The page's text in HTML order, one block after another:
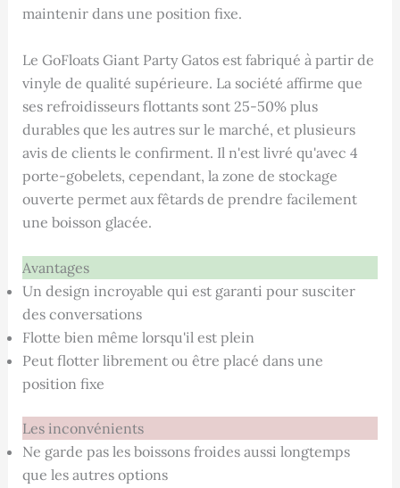
maintenir dans une position fixe.
Le GoFloats Giant Party Gatos est fabriqué à partir de
vinyle de qualité supérieure. La société affirme que
ses refroidisseurs flottants sont 25-50% plus
durables que les autres sur le marché, et plusieurs
avis de clients le confirment. Il n'est livré qu'avec 4
porte-gobelets, cependant, la zone de stockage
ouverte permet aux fêtards de prendre facilement
une boisson glacée.
Avantages
Un design incroyable qui est garanti pour susciter
des conversations
Flotte bien même lorsqu'il est plein
Peut flotter librement ou être placé dans une
position fixe
Les inconvénients
Ne garde pas les boissons froides aussi longtemps
que les autres options